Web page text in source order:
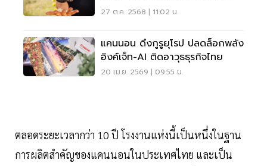
27 ต.ค. 2568 | 11:02 น.
แคนนอน ดึงกูรูยุโรป ปลดล็อกพลัง
อิงค์เจ็ท-AI ติดอาวุธธุรกิจไทย
20 เม.ย. 2569 | 09:55 น.
ตลอดระยะเวลากว่า 10 ปี โรงงานแห่งนี้เป็นหนึ่งในฐาน
การผลิตสำคัญของแคนนอนในประเทศไทย และเป็น